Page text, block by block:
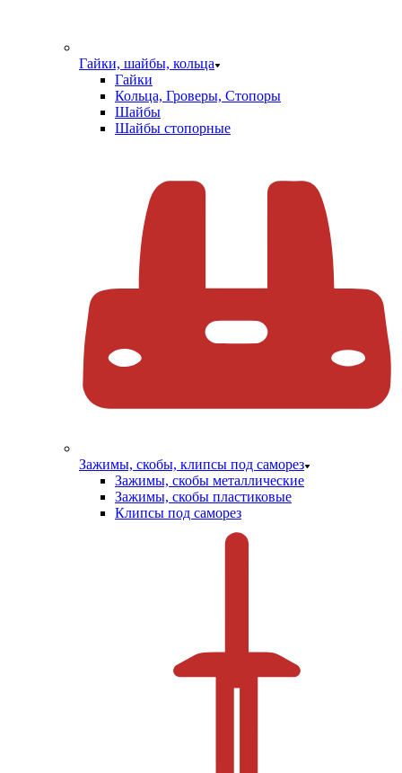
Гайки, шайбы, кольца
Гайки
Кольца, Гроверы, Стопоры
Шайбы
Шайбы стопорные
Зажимы, скобы, клипсы под саморез
Зажимы, скобы металлические
Зажимы, скобы пластиковые
Клипсы под саморез